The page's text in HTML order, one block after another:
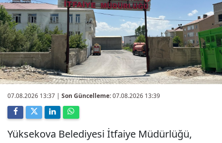
07.08.2026 13:37 | Son Güncelleme:07.08.2026 13:39
Yüksekova Belediyesi İtfaiye Müdürlüğü,